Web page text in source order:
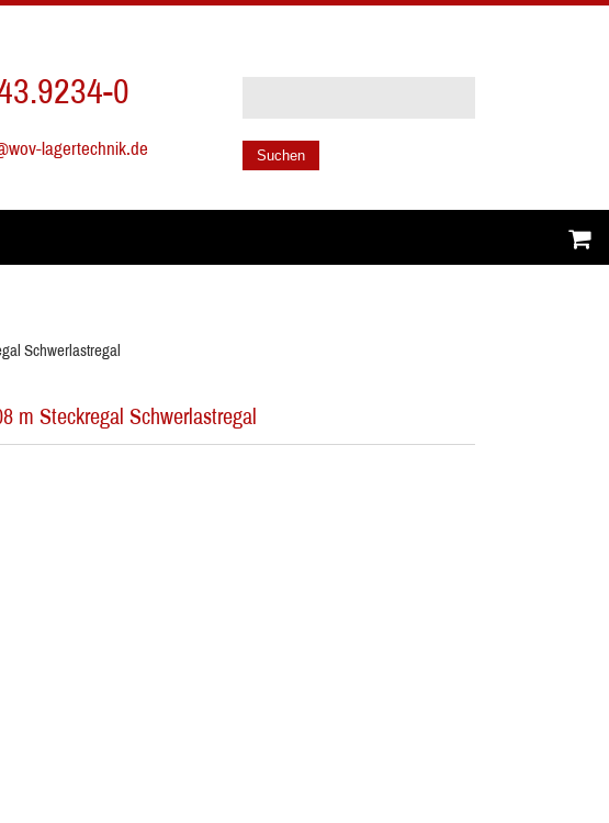
0
lagertechnik.de Suchen
Schwerlastregal
m Steckregal Schwerlastregal